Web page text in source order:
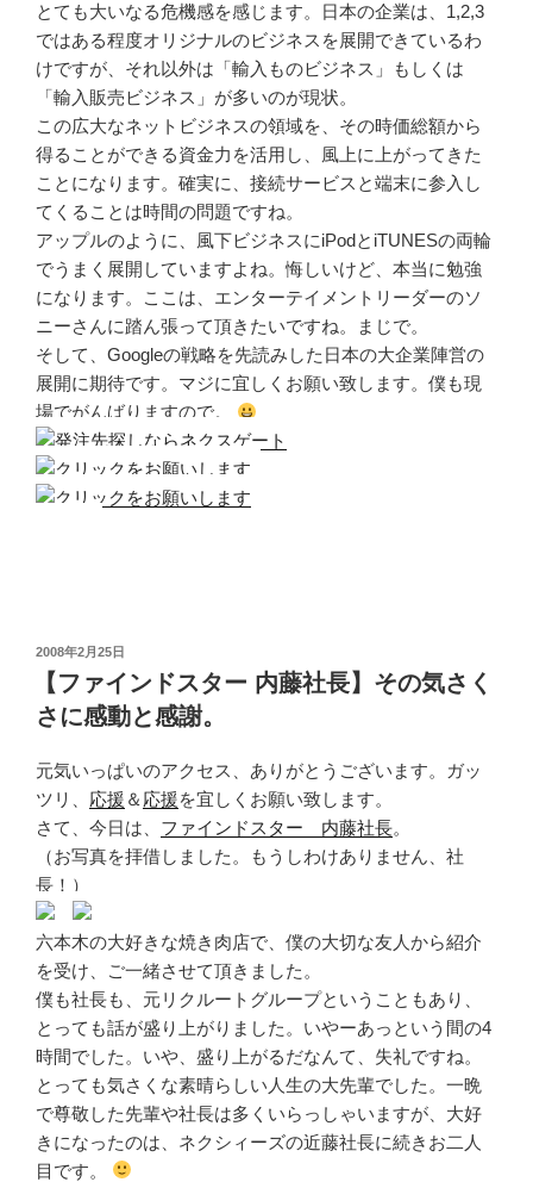
とても大いなる危機感を感じます。日本の企業は、1,2,3
ではある程度オリジナルのビジネスを展開できているわ
けですが、それ以外は「輸入ものビジネス」もしくは
「輸入販売ビジネス」が多いのが現状。
この広大なネットビジネスの領域を、その時価総額から
得ることができる資金力を活用し、風上に上がってきた
ことになります。確実に、接続サービスと端末に参入し
てくることは時間の問題ですね。
アップルのように、風下ビジネスにiPodとiTUNESの両輪
でうまく展開していますよね。悔しいけど、本当に勉強
になります。ここは、エンターテイメントリーダーのソ
ニーさんに踏ん張って頂きたいですね。まじで。
そして、Googleの戦略を先読みした日本の大企業陣営の
展開に期待です。マジに宜しくお願い致します。僕も現
場でがんばりますので。
投
日:
2008年2月25日
【ファインドスター 内藤社長】その気さく
さに感動と感謝。
元気いっぱいのアクセス、ありがとうございます。ガッ
ツリ、 応援 ＆ 応援を宜しくお願い致します。
さて、今日は、 ファインドスター 内藤社長。
（お写真を拝借しました。もうしわけありません、社
長！）
六本木の大好きな焼き肉店で、僕の大切な友人から紹介
を受け、ご一緒させて頂きました。
僕も社長も、元リクルートグループということもあり、
とっても話が盛り上がりました。いやーあっという間の4
時間でした。いや、盛り上がるだなんて、失礼ですね。
とっても気さくな素晴らしい人生の大先輩でした。一晩
で尊敬した先輩や社長は多くいらっしゃいますが、大好
きになったのは、ネクシィーズの近藤社長に続きお二人
目です。